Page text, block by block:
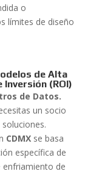
o
límites de diseño
de Alta
(ROI)
de Datos.
un socio
CDMXse basa
específica de
enfriamiento de